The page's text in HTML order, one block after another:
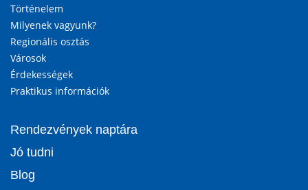
Történelem
Milyenek vagyunk?
Regionális osztás
Városok
Érdekességek
Praktikus információk
Rendezvények naptára
Jó tudni
Blog